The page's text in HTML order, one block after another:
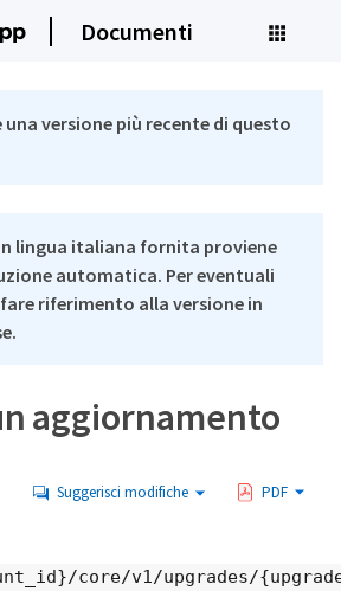
Documenti
una versione più recente di questo
lingua italiana fornita proviene
automatica. Per eventuali
riferimento alla versione in
aggiornamento
Suggerisci modifiche PDF
core/v1/upgrades/